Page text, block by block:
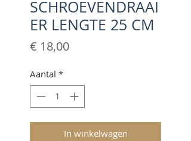
SCHROEVENDRAAI
ER LENGTE 25 CM
€ 18,00Prijs
Aantal *
In winkelwagen